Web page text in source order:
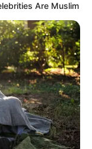
untuk
mini,
Are Muslim